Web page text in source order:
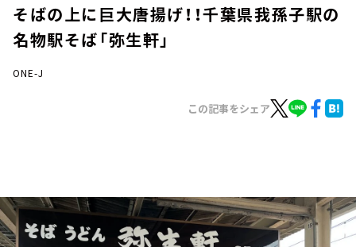
お知らせ
イベント・グッズ
そばの上に巨大唐揚げ！！千葉県我孫子駅の
名物駅そば「弥生軒」
ONE-J
この記事をシェア